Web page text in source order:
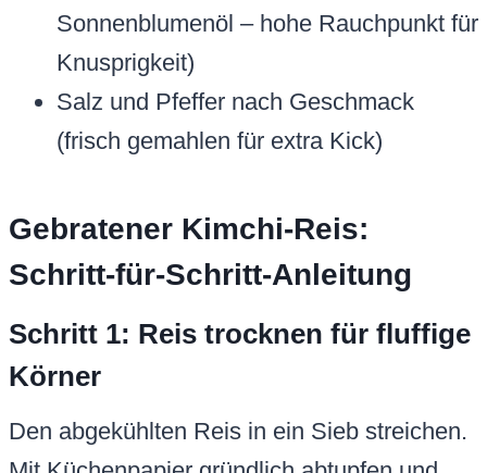
Sonnenblumenöl – hohe Rauchpunkt für
Knusprigkeit)
Salz und Pfeffer nach Geschmack
(frisch gemahlen für extra Kick)
Gebratener Kimchi-Reis:
Schritt-für-Schritt-Anleitung
Schritt 1: Reis trocknen für fluffige
Körner
Den abgekühlten Reis in ein Sieb streichen.